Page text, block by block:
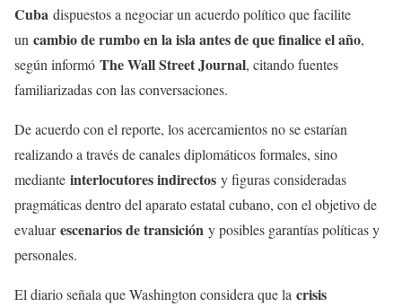
Cuba dispuestos a negociar un acuerdo político que facilite
un cambio de rumbo en la isla antes de que finalice el año,
según informó The Wall Street Journal, citando fuentes
familiarizadas con las conversaciones.
De acuerdo con el reporte, los acercamientos no se estarían
realizando a través de canales diplomáticos formales, sino
mediante interlocutores indirectos y figuras consideradas
pragmáticas dentro del aparato estatal cubano, con el objetivo de
evaluarescenarios de transición y posibles garantías políticas y
personales.
El diario señala que Washington considera que la crisis